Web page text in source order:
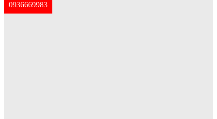
0936669983